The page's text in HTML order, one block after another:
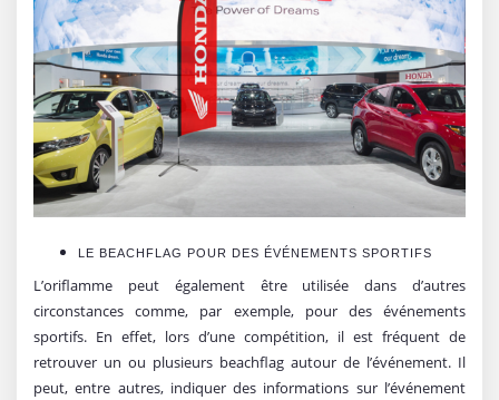
LE BEACHFLAG POUR DES ÉVÉNEMENTS SPORTIFS
L’oriflamme peut également être utilisée dans d’autres
circonstances comme, par exemple, pour des événements
sportifs. En effet, lors d’une compétition, il est fréquent de
retrouver un ou plusieurs beachflag autour de l’événement. Il
peut, entre autres, indiquer des informations sur l’événement